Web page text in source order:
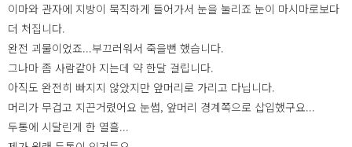
이마와 관자에 지방이 묵직하게 들어가서 눈을 눌리죠 눈이 마시마로보다
더 처집니다.
완전 괴물이었죠...부끄러워서 죽을뻔 했습니다.
그나마 좀 사람같아 지는데 약 한달 걸립니다.
아직도 완전히 빠지지 않았지만 앞머리로 가리고 다닙니다.
머리가 무겁고 지끈거렸어요 눈썹, 앞머리 경계쪽으로 삽입했구요...
두통에 시달린게 한 열흘...